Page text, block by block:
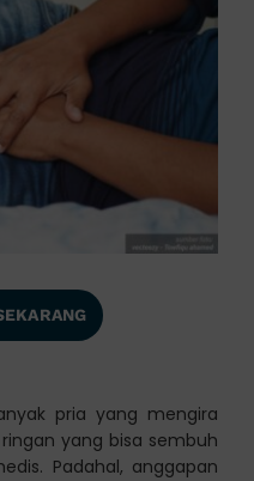
pria yang mengira
yang bisa sembuh
Padahal, anggapan